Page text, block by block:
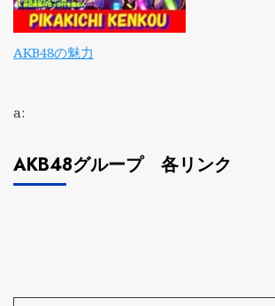
AKB48の魅力
a:
AKB48グループ 各リンク